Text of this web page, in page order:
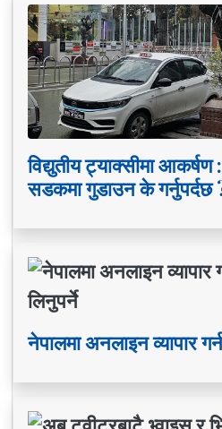
विद्युतीय ट्याक्सीमा आकर्षण
सडकमा गुडाउन के गर्नुपर्दछ
नेपालमा अनलाइन व्यापार